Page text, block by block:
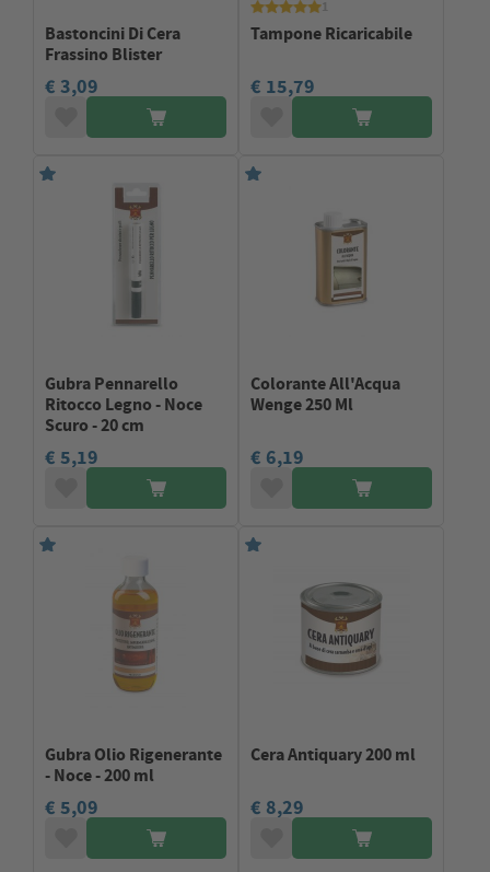
Bastoncini Di Cera
Frassino Blister
€ 3,09
Tampone Ricaricabile
€ 15,79
Gubra Pennarello
Ritocco Legno - Noce
Scuro - 20 cm
€ 5,19
Colorante All'Acqua
Wenge 250 Ml
€ 6,19
Gubra Olio Rigenerante
- Noce - 200 ml
€ 5,09
Cera Antiquary 200 ml
€ 8,29